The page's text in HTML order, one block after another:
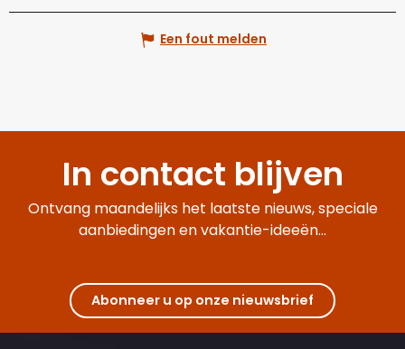
Een fout melden
In contact blijven
Ontvang maandelijks het laatste nieuws, speciale
aanbiedingen en vakantie-ideeën...
Abonneer u op onze nieuwsbrief